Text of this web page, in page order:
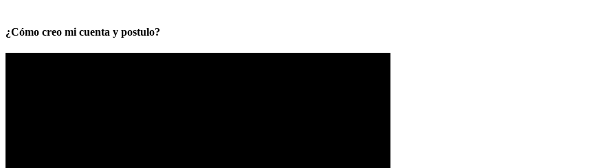
¿Cómo creo mi cuenta y postulo?